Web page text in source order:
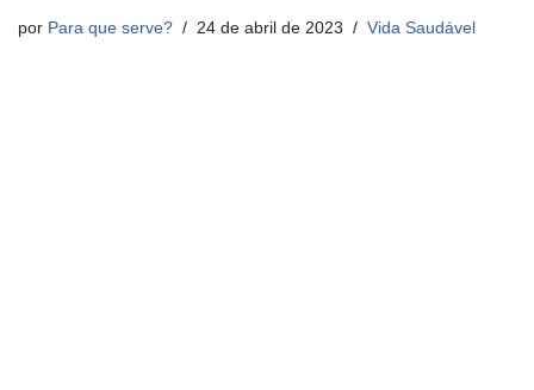
por Para que serve? 24 de abril de 2023 Vida Saudável